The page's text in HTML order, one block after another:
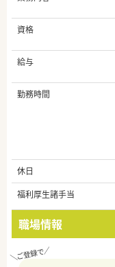
資格
給与
勤務時間
休日
福利厚生諸手当
職場情報